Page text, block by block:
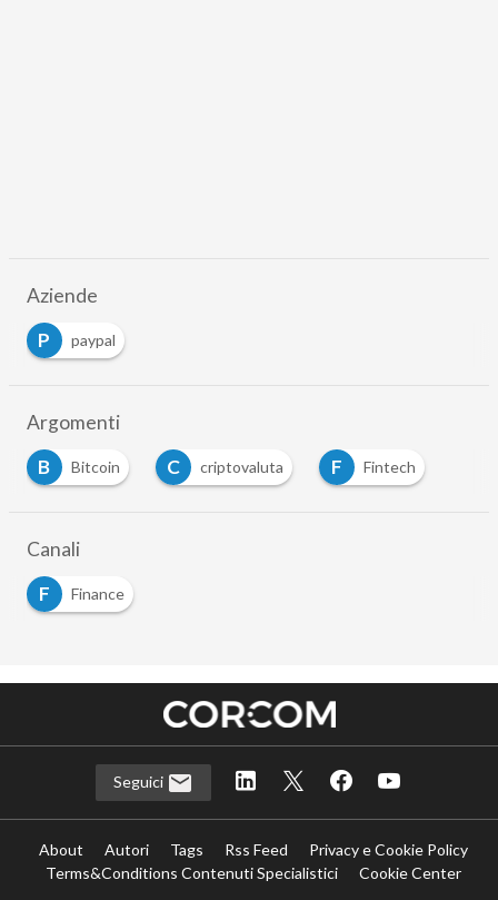
Aziende
P
paypal
Argomenti
B
Bitcoin C criptovaluta F Fintech
Canali
F
Finance
Seguici
About Autori Tags Rss Feed
Privacy e Cookie Policy
Terms&Conditions Contenuti Specialistici
Cookie Center